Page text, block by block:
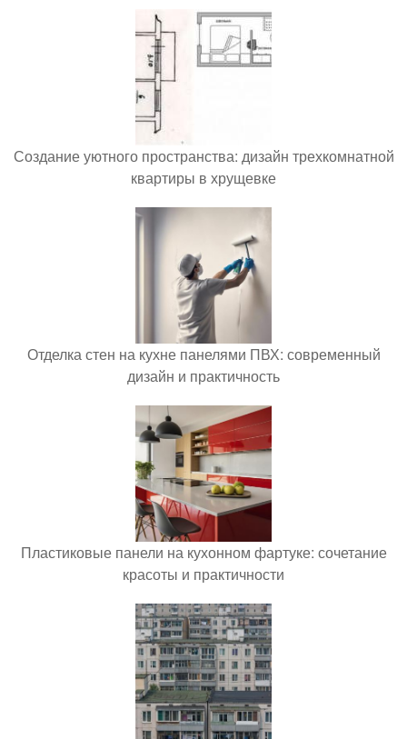
Создание уютного пространства: дизайн трехкомнатной
квартиры в хрущевке
Отделка стен на кухне панелями ПВХ: современный
дизайн и практичность
Пластиковые панели на кухонном фартуке: сочетание
красоты и практичности